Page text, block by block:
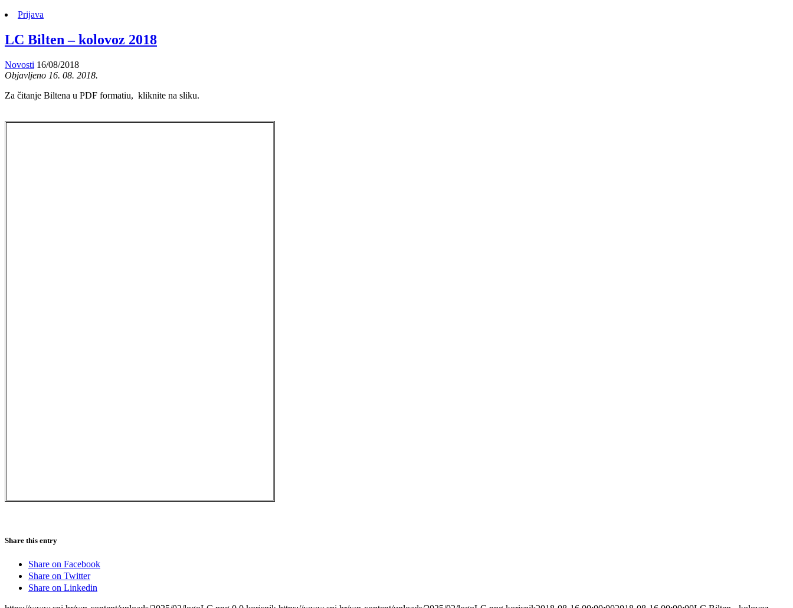
Prijava
LC Bilten – kolovoz 2018
Novosti 16/08/2018
Objavljeno 16. 08. 2018.
Za čitanje Biltena u PDF formatiu, kliknite na sliku.
Share this entry
Share on Facebook
Share on Twitter
Share on Linkedin